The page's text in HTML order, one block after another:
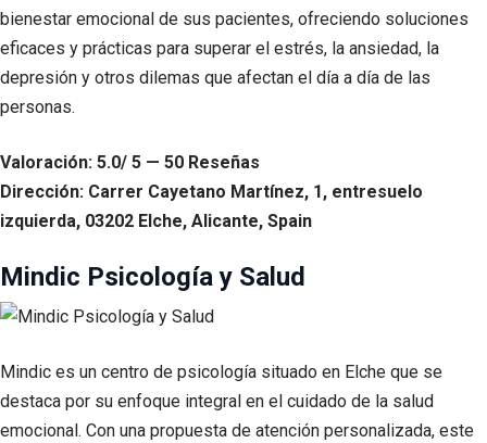
bienestar emocional de sus pacientes, ofreciendo soluciones
eficaces y prácticas para superar el estrés, la ansiedad, la
depresión y otros dilemas que afectan el día a día de las
personas.
Valoración: 5.0/ 5 — 50 Reseñas
Dirección: Carrer Cayetano Martínez, 1, entresuelo
izquierda, 03202 Elche, Alicante, Spain
Mindic Psicología y Salud
Mindic es un centro de psicología situado en Elche que se
destaca por su enfoque integral en el cuidado de la salud
emocional. Con una propuesta de atención personalizada, este